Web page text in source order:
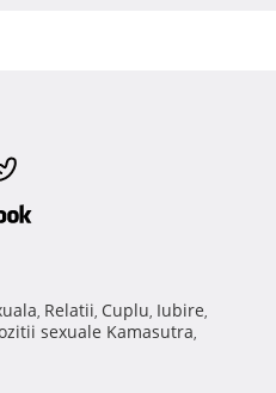
, Relatii, Cuplu, Iubire,
sexuale Kamasutra,